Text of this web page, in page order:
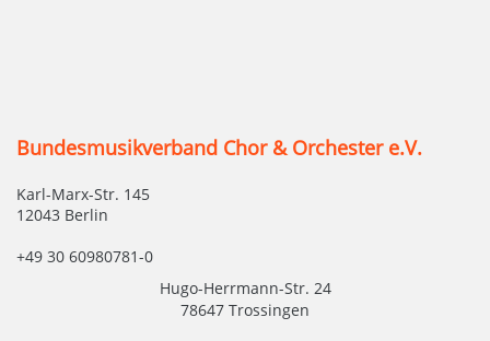
Bundesmusikverband Chor & Orchester e.V.
Karl-Marx-Str. 145
12043 Berlin
+49 30 60980781-0
Hugo-Herrmann-Str. 24
78647 Trossingen